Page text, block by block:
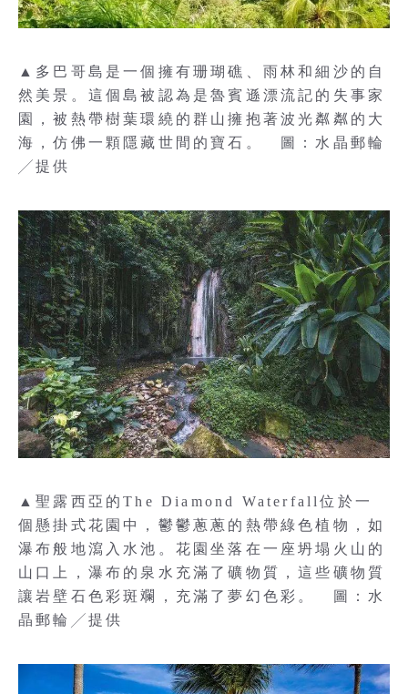
▲多巴哥島是一個擁有珊瑚礁、雨林和細沙的自
然美景。這個島被認為是魯賓遜漂流記的失事家
園，被熱帶樹葉環繞的群山擁抱著波光粼粼的大
海，仿佛一顆隱藏世間的寶石。 圖：水晶郵輪
╱提供
▲聖露西亞的The Diamond Waterfall位於一
個懸掛式花園中，鬱鬱蔥蔥的熱帶綠色植物，如
瀑布般地瀉入水池。花園坐落在一座坍塌火山的
山口上，瀑布的泉水充滿了礦物質，這些礦物質
讓岩壁石色彩斑斕，充滿了夢幻色彩。 圖：水
晶郵輪╱提供